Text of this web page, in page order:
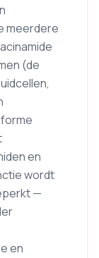
meerdere
(de
en
wordt
—
en